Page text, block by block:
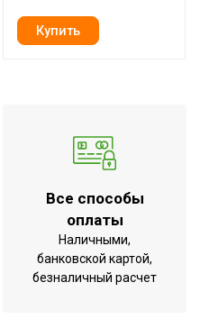
39.5
Все способы
оплаты
Наличными,
банковской картой,
безналичный расчет